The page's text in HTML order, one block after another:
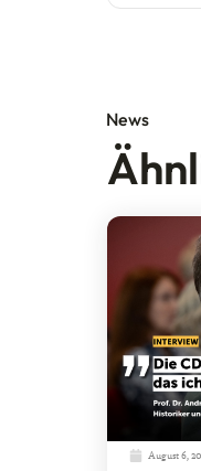
News
August 6,